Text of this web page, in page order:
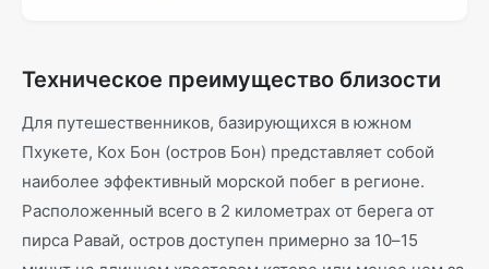
Техническое преимущество близости
Для путешественников, базирующихся в южном
Пхукете, Кох Бон (остров Бон) представляет собой
наиболее эффективный морской побег в регионе.
Расположенный всего в 2 километрах от берега от
пирса Равай, остров доступен примерно за 10–15